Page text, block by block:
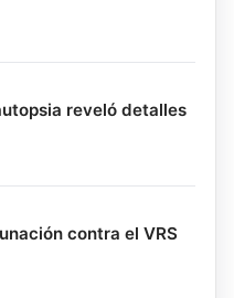
reveló detalles
contra el VRS